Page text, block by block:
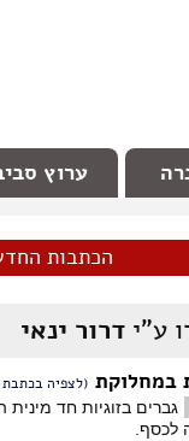
ערוץ
הכתבות
ע"י דרור ינאי
במחלוקת (לצפיה בכתבת
גברים בזוגיות חד
לכסף.